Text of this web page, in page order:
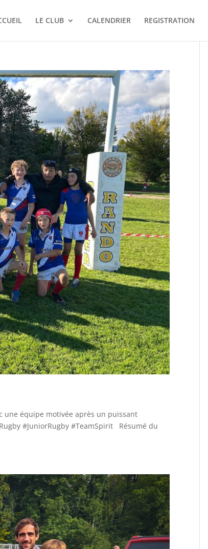
LE CLUB CALENDRIER REGISTRATION
une équipe motivée après un puissant
#JuniorRugby #TeamSpirit Résumé du